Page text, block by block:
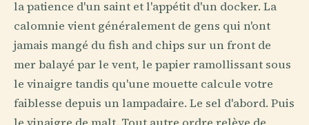
la patience d'un saint et l'appétit d'un docker. La
calomnie vient généralement de gens qui n'ont
jamais mangé du fish and chips sur un front de
mer balayé par le vent, le papier ramollissant sous
le vinaigre tandis qu'une mouette calcule votre
faiblesse depuis un lampadaire. Le sel d'abord. Puis